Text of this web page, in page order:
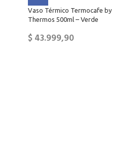
Vaso Térmico Termocafe by
Thermos 500ml – Verde
$43.999,90